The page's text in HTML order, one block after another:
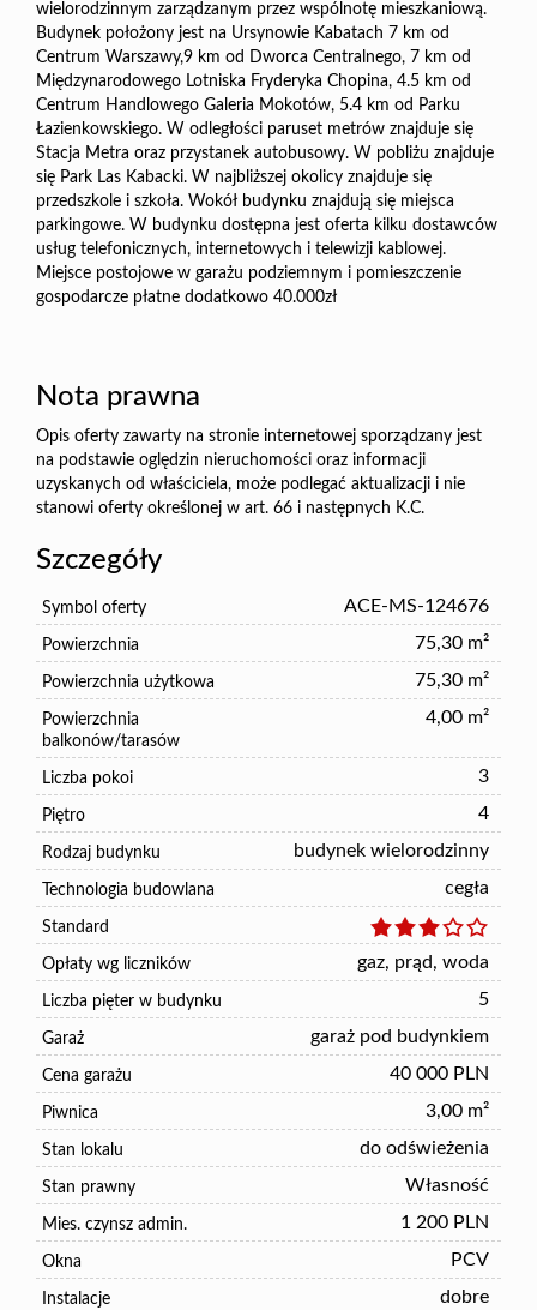
wielorodzinnym zarządzanym przez wspólnotę mieszkaniową.
Budynek położony jest na Ursynowie Kabatach 7 km od
Centrum Warszawy,9 km od Dworca Centralnego, 7 km od
Międzynarodowego Lotniska Fryderyka Chopina, 4.5 km od
Centrum Handlowego Galeria Mokotów, 5.4 km od Parku
Łazienkowskiego. W odległości paruset metrów znajduje się
Stacja Metra oraz przystanek autobusowy. W pobliżu znajduje
się Park Las Kabacki. W najbliższej okolicy znajduje się
przedszkole i szkoła. Wokół budynku znajdują się miejsca
parkingowe. W budynku dostępna jest oferta kilku dostawców
usług telefonicznych, internetowych i telewizji kablowej.
Miejsce postojowe w garażu podziemnym i pomieszczenie
gospodarcze płatne dodatkowo 40.000zł
Nota prawna
Opis oferty zawarty na stronie internetowej sporządzany jest
na podstawie oględzin nieruchomości oraz informacji
uzyskanych od właściciela, może podlegać aktualizacji i nie
stanowi oferty określonej w art. 66 i następnych K.C.
Szczegóły
Symbol oferty ACE-MS-124676
Powierzchnia 75,30 m²
Powierzchnia użytkowa 75,30 m²
Powierzchnia
balkonów/tarasów
4,00 m²
Liczba pokoi 3
Piętro 4
Rodzaj budynku budynek wielorodzinny
Technologia budowlana cegła
Standard
Opłaty wg liczników gaz, prąd, woda
Liczba pięter w budynku 5
Garaż garaż pod budynkiem
Cena garażu 40 000 PLN
Piwnica 3,00 m²
Stan lokalu do odświeżenia
Stan prawny Własność
Mies. czynsz admin. 1 200 PLN
Okna PCV
Instalacje dobre